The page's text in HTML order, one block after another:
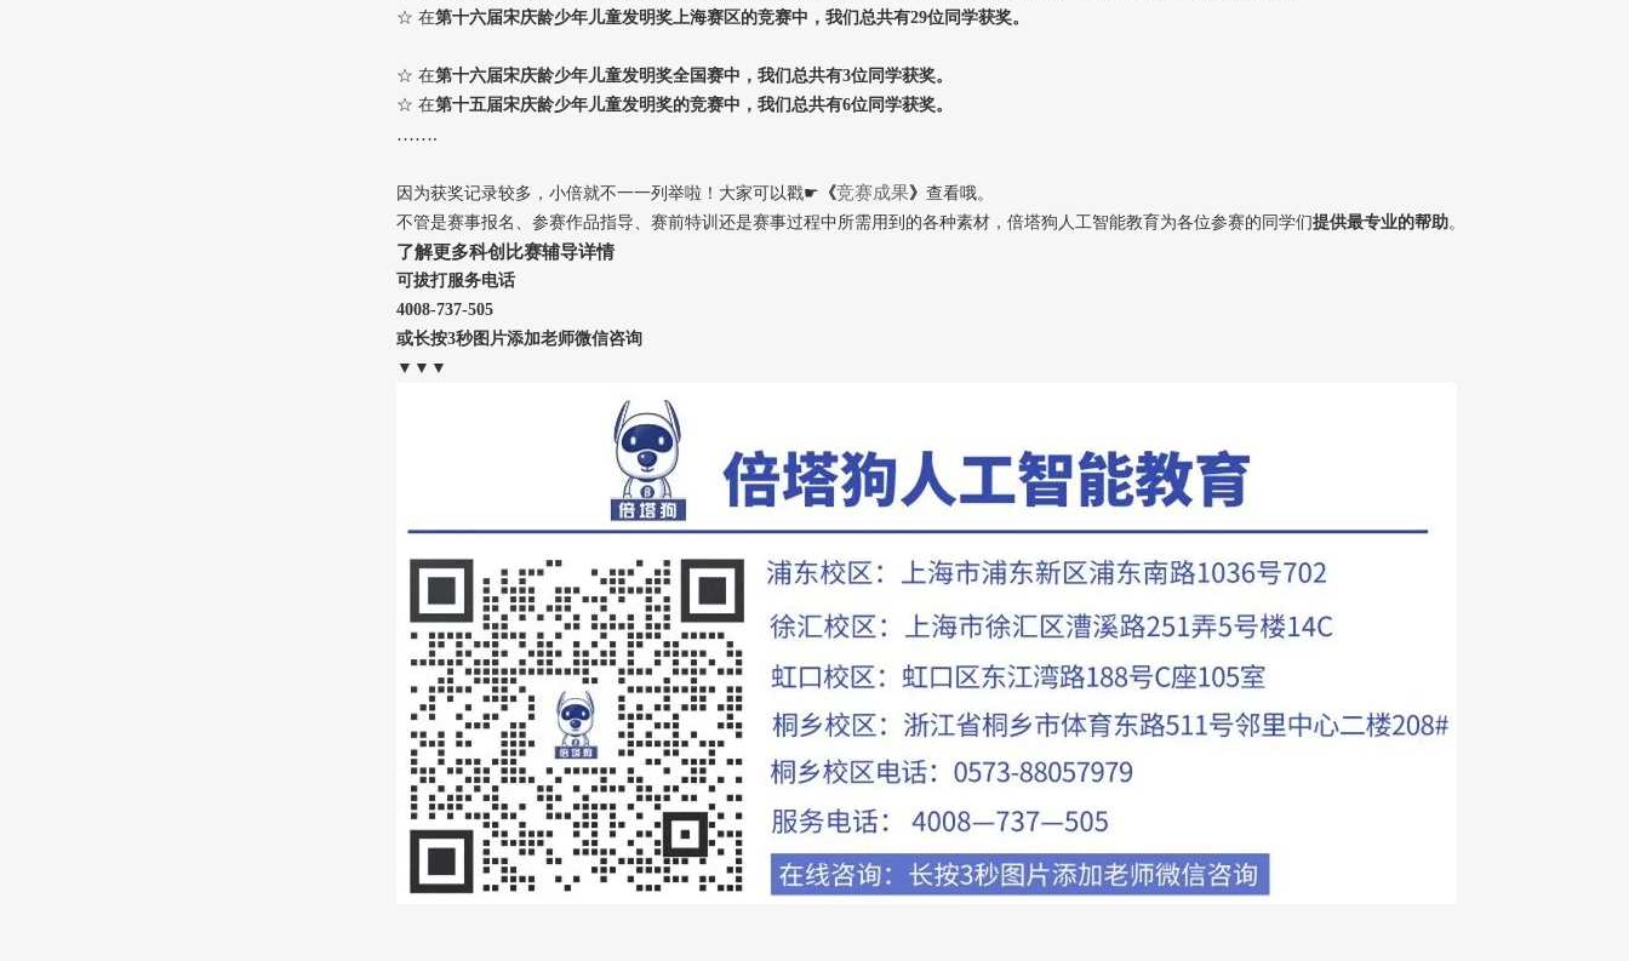
☆ 在第十六届宋庆龄少年儿童发明奖上海赛区的竞赛中， 我们总共有29位同学获奖。
☆ 在第十六届宋庆龄少年儿童发明奖全国赛中， 我们总共有3位同学获奖。
☆ 在第十五届宋庆龄少年儿童发明奖的竞赛中，我们总共有6位同学获奖。
…….
因为获奖记录较多，小倍就不一一列举啦！大家可以戳☛ 《竞赛成果》 查看哦。
不管是赛事报名、参赛作品指导、赛前特训还是赛事过程中所需用到的各种素材，倍塔狗人工智能教育为各位参赛的同学们提供最专业的帮助。
了解更多科创比赛辅导详情
可拔打服务电话
4008-737-505
或长按3秒图片添加老师微信咨询
▼▼▼